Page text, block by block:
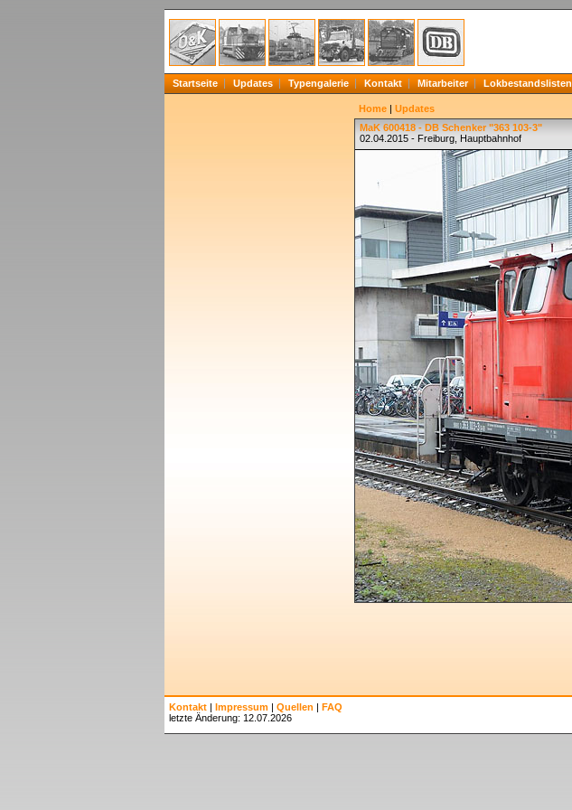
Startseite Updates Typengalerie Kontakt Mitarbeiter Lokbestandslisten
Home | Updates
MaK 600418 - DB Schenker "363 103-3"
02.04.2015 - Freiburg, Hauptbahnhof
Kontakt | Impressum | Quellen | FAQ
letzte Änderung: 12.07.2026